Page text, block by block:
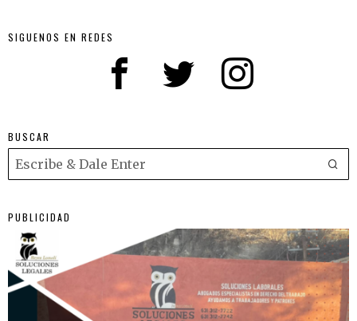
SIGUENOS EN REDES
BUSCAR
PUBLICIDAD